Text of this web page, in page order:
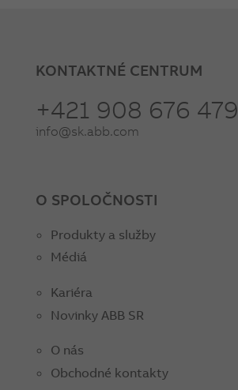
KONTAKTNÉ CENTRUM
+421 908 676 479
info@sk.abb.com
O SPOLOČNOSTI
Produkty a služby
Médiá
Kariéra
Novinky ABB SR
O nás
Obchodné kontakty